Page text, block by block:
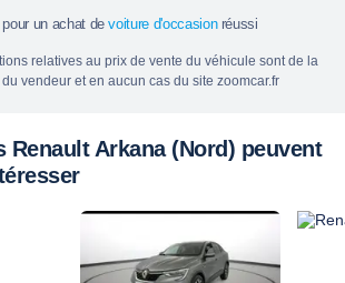
pour un achat devoiture d'occasionréussi
relatives au prix de vente du véhicule sont de la
vendeur et en aucun cas du site zoomcar.fr
Renault Arkana (Nord) peuvent